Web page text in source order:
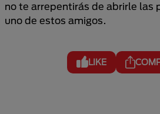
no te arrepentirás de abrirle las
uno de estos amigos.
LIKE